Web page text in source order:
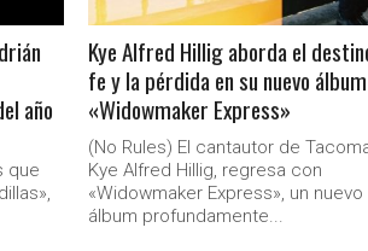
año
que
Kye Alfred Hillig aborda el
fe y la pérdida en su nuevo álbum
«Widowmaker Express»
(No Rules) El cantautor de
Kye Alfred Hillig, regresa con
«Widowmaker Express», un nuevo
álbum profundamente...